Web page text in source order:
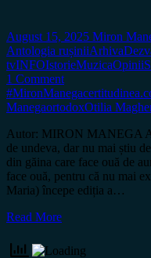
August 15, 2025 Miron
Antologia rușiniiArhiva
tvINFOIstorieMuzicaOpinii
1 Comment
#MironManega
ManegaortodoxOtilia
Autor: MIRON MANEGA
de undeva, dar nu mai știu
din găina care face ouă de
face ouă, pentru că nu mai
Maria) începe ediția a…
Read More